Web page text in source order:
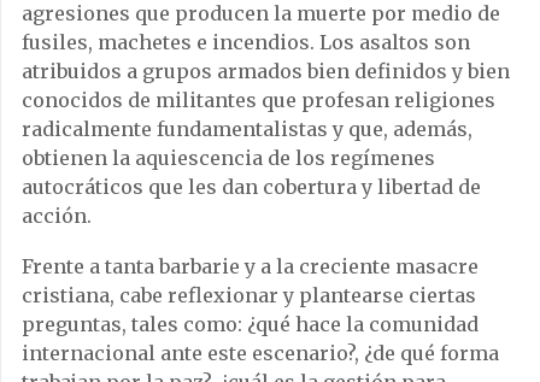
agresiones que producen la muerte por medio de
fusiles, machetes e incendios. Los asaltos son
atribuidos a grupos armados bien definidos y bien
conocidos de militantes que profesan religiones
radicalmente fundamentalistas y que, además,
obtienen la aquiescencia de los regímenes
autocráticos que les dan cobertura y libertad de
acción.
Frente a tanta barbarie y a la creciente masacre
cristiana, cabe reflexionar y plantearse ciertas
preguntas, tales como: ¿qué hace la comunidad
internacional ante este escenario?, ¿de qué forma